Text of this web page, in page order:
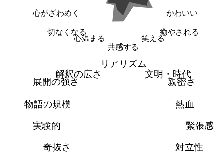
かわいい
癒やされる
笑える
共感する
心温まる
切なくなる
心がざわめく
リアリズム
文明・時代
親密さ
熱血
緊張感
対立性
奇抜さ
実験的
物語の規模
展開の強さ
解釈の広さ